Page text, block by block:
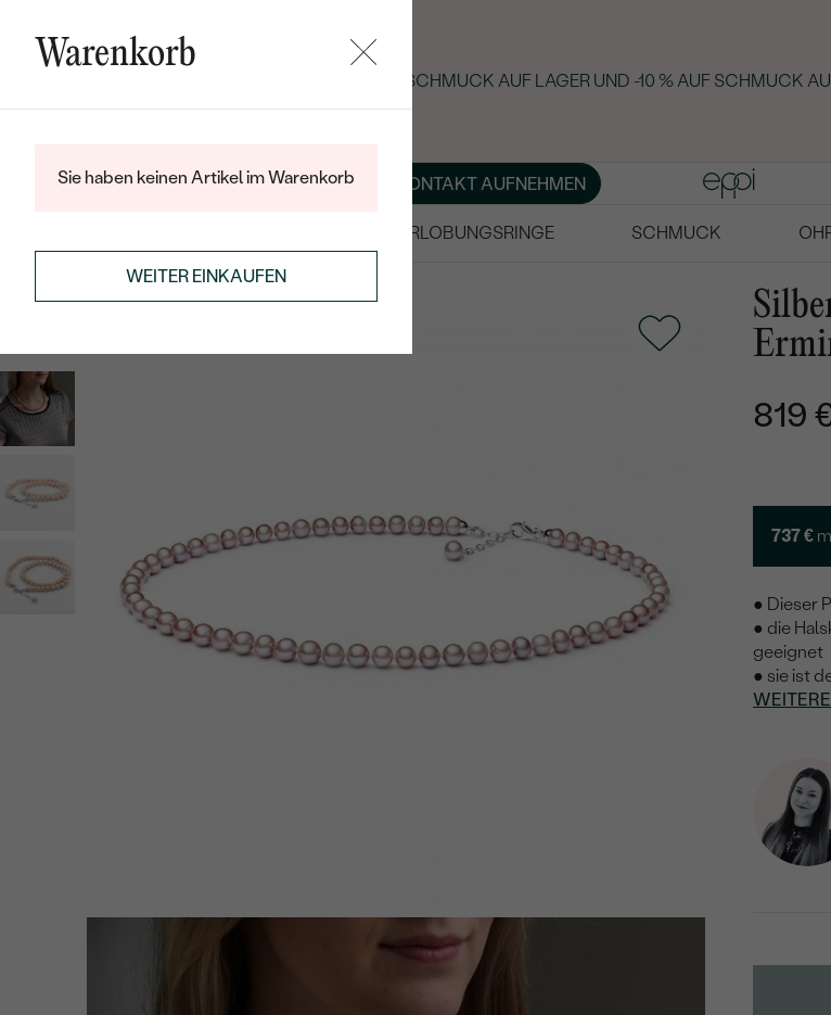
SOMMER-BLACK-FRIDAY: -25 % AUF SCHMUCK AUF LAGER UND -10 % AUF SCHMUCK
ÜBER UNS MAGAZINSCHMUCK NACH MASS KONTAKT AUFNEHMEN
VERLOBUNGSRINGE SCHMUCK
ANHÄNGER / KETTENPERLENKETTEN
819
737 €
● Dieser
● die
geeignet
● sie ist
Warenkorb
Sie haben keinen Artikel im Warenkorb
WEITER EINKAUFEN